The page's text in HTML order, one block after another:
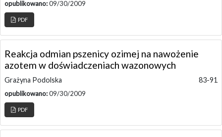
opublikowano:09/30/2009
PDF
Reakcja odmian pszenicy ozimej na nawożenie
azotem w doświadczeniach wazonowych
Grażyna Podolska 83-91
opublikowano:09/30/2009
PDF